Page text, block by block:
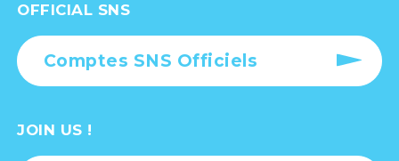
OFFICIAL SNS
Comptes SNS Officiels
JOIN US !